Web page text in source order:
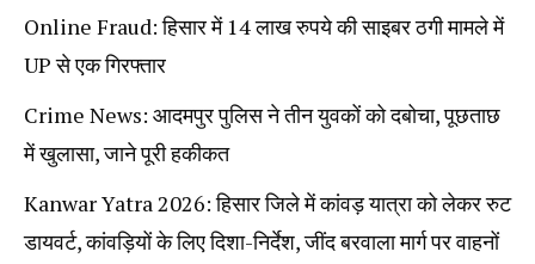
Online Fraud: हिसार में 14 लाख रुपये की साइबर ठगी मामले में
UP से एक गिरफ्तार
Crime News: आदमपुर पुलिस ने तीन युवकों को दबोचा, पूछताछ
में खुलासा, जाने पूरी हकीकत
Kanwar Yatra 2026: हिसार जिले में कांवड़ यात्रा को लेकर रुट
डायवर्ट, कांवड़ियों के लिए दिशा-निर्देश, जींद बरवाला मार्ग पर वाहनों